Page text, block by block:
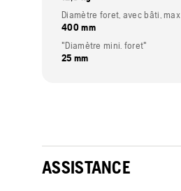
Diamètre foret, avec bâti, max
400 mm
"Diamètre mini. foret"
25 mm
ASSISTANCE